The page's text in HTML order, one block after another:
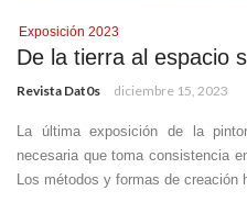
Exposición 2023
De la tierra al espacio
Revista Dat0s diciembre 15, 2023
La última exposición de la
necesaria que toma consistencia
Los métodos y formas de creación